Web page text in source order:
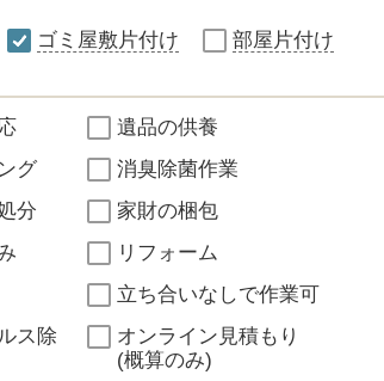
ゴミ屋敷片付け 部屋片付け
遺品の供養
グ
消臭除菌作業
分
家財の梱包
リフォーム
立ち合いなしで作業可
ス除
オンライン見積もり
(概算のみ)